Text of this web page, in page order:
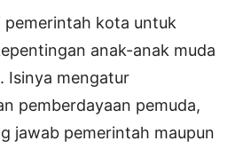
pemerintah kota untuk
anak-anak muda
Isinya mengatur
pemberdayaan pemuda,
jawab pemerintah maupun